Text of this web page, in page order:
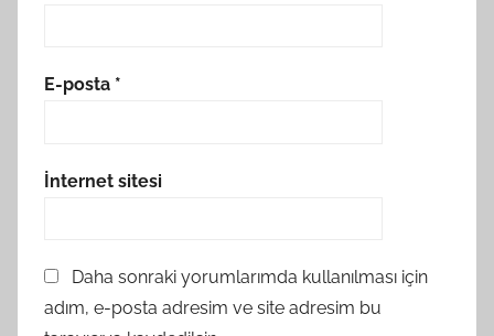
E-posta *
İnternet sitesi
Daha sonraki yorumlarımda kullanılması için
adım, e-posta adresim ve site adresim bu